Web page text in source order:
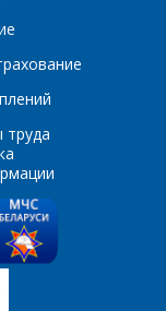
труда